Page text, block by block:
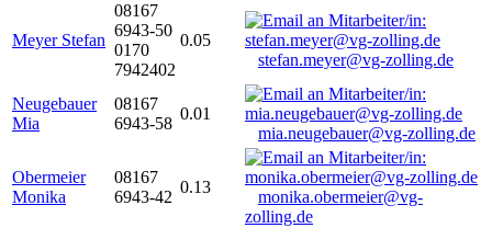
Meyer Stefan
08167
6943-50
0170
7942402
0.05
stefan.meyer@vg-zolling.de
Neugebauer
Mia
08167
6943-58
0.01
mia.neugebauer@vg-zolling.de
Obermeier
Monika
08167
6943-42
0.13
monika.obermeier@vg-
zolling.de